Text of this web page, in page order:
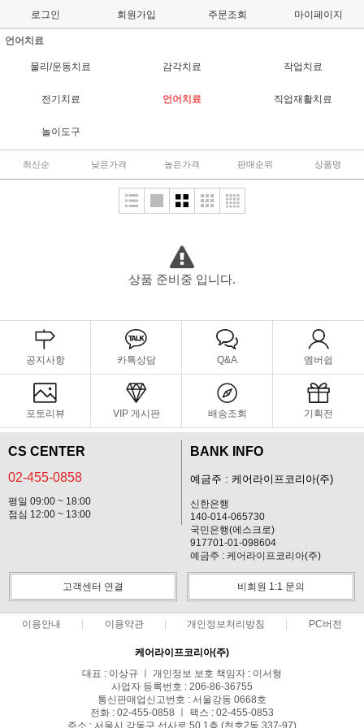
로그인 회원가입 주문조회 마이페이지
언어치료
물리/운동치료 감각치료 작업치료
전기치료 언어치료 직업재활치료
놀이도구
최신순 낮은가격 높은가격 판매순위 상품명
상품 준비중 입니다.
공지사항 카톡상담 Q&A 멤버쉽
포토리뷰 VIP 게시판 배송조회 기획전
CS CENTER
02-455-0858
평일 09:00 ~ 18:00
점심 12:00 ~ 13:00
BANK INFO
예금주 : 케어라이프코리아(주)
신한은행
140-014-065730
국민은행(에스크로)
917701-01-098604
예금주 : 케어라이프코리아(주)
고객센터 연결 비회원 1:1 문의
이용안내 이용약관 개인정보처리방침 PC버전
케어라이프코리아(주)
대표 : 이상규 ㅣ 개인정보 보호 책임자 : 이서형
사업자 등록번호 : 206-86-36755
통신판매업신고번호 : 서울강동 0668호
전화 : 02-455-0858 ㅣ 팩스 : 02-455-0853
주소 : 서울시 강동구 선사로 50 1층 (천호2동 337-97)